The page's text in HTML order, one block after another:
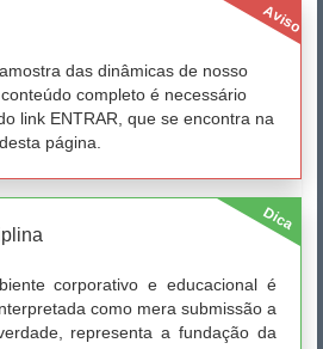
Aviso
das dinâmicas de nosso
completo é necessário
link ENTRAR, que se encontra na
página.
Dica
corporativo e educacional é
como mera submissão a
representa a fundação da